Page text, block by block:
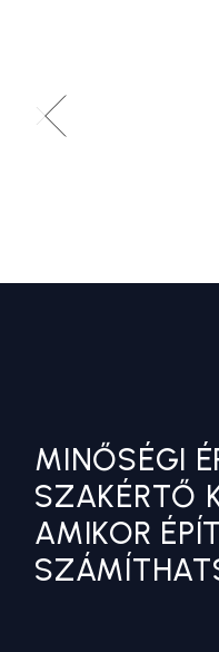
MINŐSÉGI
SZAKÉRTŐ
AMIKOR